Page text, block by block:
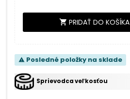
shopping_cart PRIDAŤ DO KOŠÍKA
warning Posledné položky na sklade
Sprievodca veľkosťou